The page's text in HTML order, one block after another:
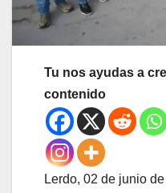
Tu nos ayudas a
contenido
Lerdo, 02 de junio